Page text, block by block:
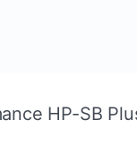
HP-SB